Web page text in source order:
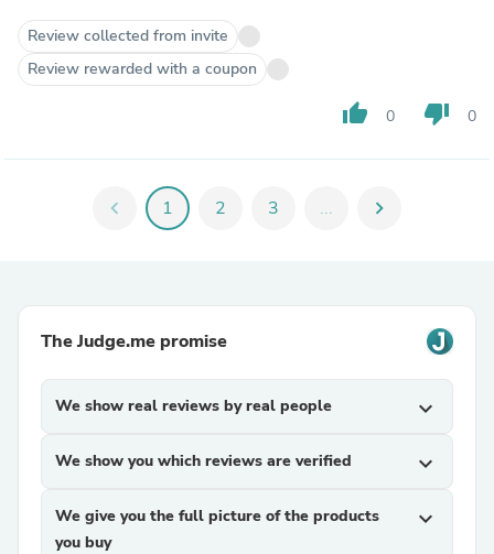
Review collected from invite
Review rewarded with a coupon
thumb_up 0 thumb_down 0
chevron_left 1 2 3 ... chevron_right
The Judge.me promise
We show real reviews by real people expand_more
We show you which reviews are verified expand_more
We give you the full picture of the products
you buy
expand_more